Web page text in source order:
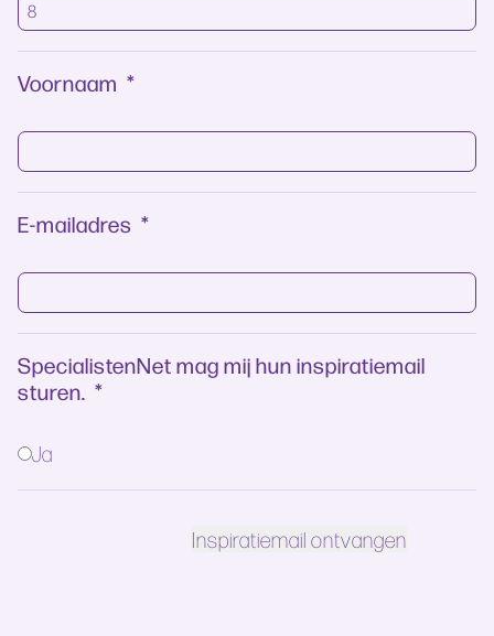
Voornaam *
E-mailadres *
SpecialistenNet mag mij hun inspiratiemail
sturen. *
Ja